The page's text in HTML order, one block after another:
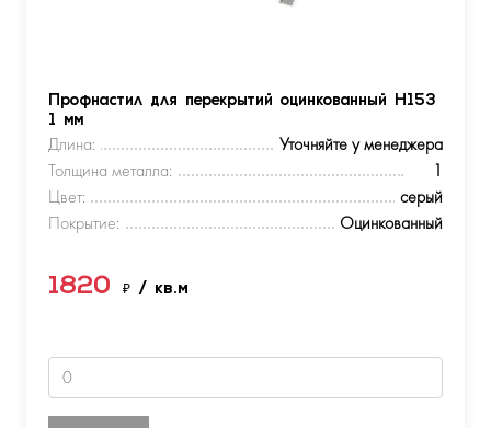
Профнастил для перекрытий оцинкованный Н153
1 мм
Длина:
Уточняйте у менеджера
Толщина металла:
1
Цвет:
серый
Покрытие:
Оцинкованный
1820 ₽ / кв.м